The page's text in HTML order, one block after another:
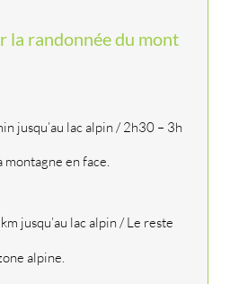
la randonnée du mont
jusqu’au lac alpin / 2h30 – 3h
montagne en face.
jusqu’au lac alpin / Le reste
alpine.